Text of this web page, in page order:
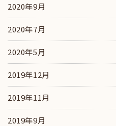
2020年9月
2020年7月
2020年5月
2019年12月
2019年11月
2019年9月